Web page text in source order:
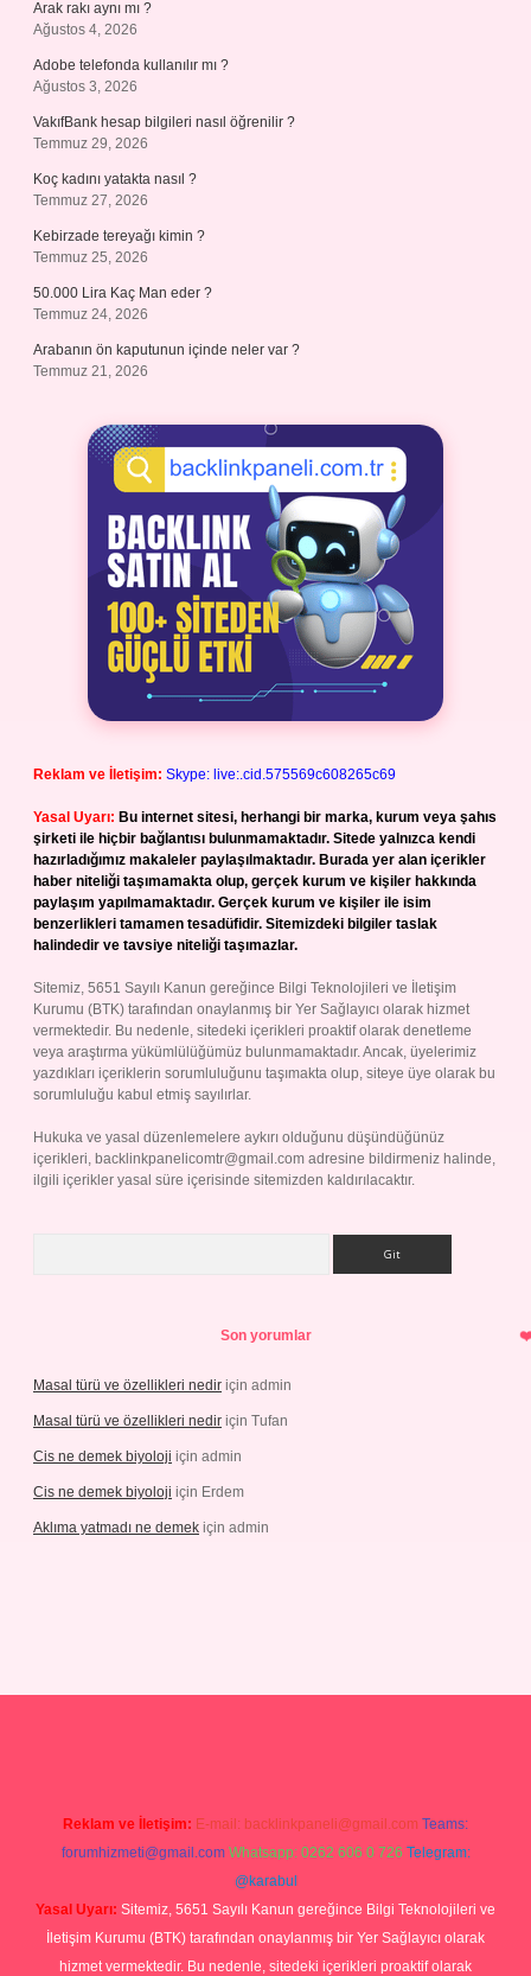
Arak rakı aynı mı ?
Ağustos 4, 2026
Adobe telefonda kullanılır mı ?
Ağustos 3, 2026
VakıfBank hesap bilgileri nasıl öğrenilir ?
Temmuz 29, 2026
Koç kadını yatakta nasıl ?
Temmuz 27, 2026
Kebirzade tereyağı kimin ?
Temmuz 25, 2026
50.000 Lira Kaç Man eder ?
Temmuz 24, 2026
Arabanın ön kaputunun içinde neler var ?
Temmuz 21, 2026
Reklam ve İletişim: Skype: live:.cid.575569c608265c69
Yasal Uyarı: Bu internet sitesi, herhangi bir marka, kurum veya şahıs
şirketi ile hiçbir bağlantısı bulunmamaktadır. Sitede yalnızca kendi
hazırladığımız makaleler paylaşılmaktadır. Burada yer alan içerikler
haber niteliği taşımamakta olup, gerçek kurum ve kişiler hakkında
paylaşım yapılmamaktadır. Gerçek kurum ve kişiler ile isim
benzerlikleri tamamen tesadüfidir. Sitemizdeki bilgiler taslak
halindedir ve tavsiye niteliği taşımazlar.
Sitemiz, 5651 Sayılı Kanun gereğince Bilgi Teknolojileri ve İletişim
Kurumu (BTK) tarafından onaylanmış bir Yer Sağlayıcı olarak hizmet
vermektedir. Bu nedenle, sitedeki içerikleri proaktif olarak denetleme
veya araştırma yükümlülüğümüz bulunmamaktadır. Ancak, üyelerimiz
yazdıkları içeriklerin sorumluluğunu taşımakta olup, siteye üye olarak bu
sorumluluğu kabul etmiş sayılırlar.
Hukuka ve yasal düzenlemelere aykırı olduğunu düşündüğünüz
içerikleri, backlinkpanelicomtr@gmail.com adresine bildirmeniz halinde,
ilgili içerikler yasal süre içerisinde sitemizden kaldırılacaktır.
Son yorumlar
Masal türü ve özellikleri nedir için admin
Masal türü ve özellikleri nedir için Tufan
Cis ne demek biyoloji için admin
Cis ne demek biyoloji için Erdem
Aklıma yatmadı ne demek için admin
Reklam ve İletişim: E-mail: backlinkpaneli@gmail.com Teams:
forumhizmeti@gmail.com Whatsapp: 0262 606 0 726 Telegram:
@karabul
Yasal Uyarı: Sitemiz, 5651 Sayılı Kanun gereğince Bilgi Teknolojileri ve
İletişim Kurumu (BTK) tarafından onaylanmış bir Yer Sağlayıcı olarak
hizmet vermektedir. Bu nedenle, sitedeki içerikleri proaktif olarak